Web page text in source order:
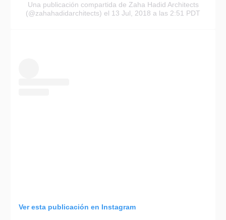
Una publicación compartida de Zaha Hadid Architects
(@zahahadidarchitects) el 13 Jul, 2018 a las 2:51 PDT
Ver esta publicación en Instagram